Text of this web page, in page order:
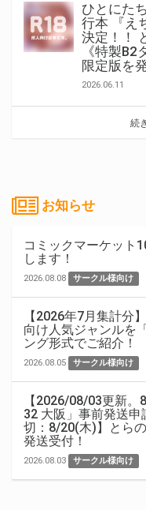
ひとにた
行本 『え
決定！！
《特製
限定版を
2026.06.11
続
お知らせ
コミックマーケット
します！
2026.08.08 サークル様向け
【2026年7月集計分
向け人気ジャンルを
ング形式でご紹介！
2026.08.05 サークル様向け
【2026/08/03更新
32 大阪」事前発送
切：8/20(木)】とら
発送受付！
2026.08.03 サークル様向け